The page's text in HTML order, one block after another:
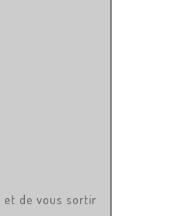
et de vous sortir